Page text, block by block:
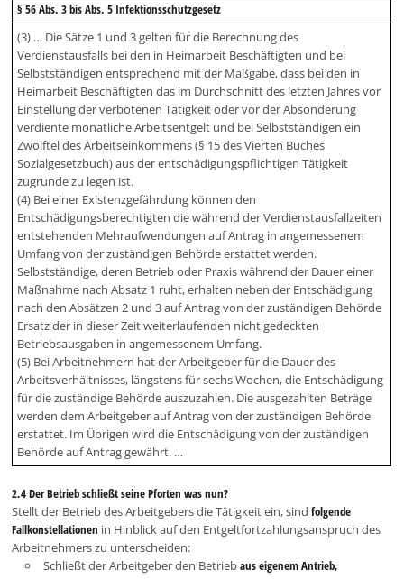
§ 56 Abs. 3 bis Abs. 5 Infektionsschutzgesetz
(3) … Die Sätze 1 und 3 gelten für die Berechnung des
Verdienstausfalls bei den in Heimarbeit Beschäftigten und bei
Selbstständigen entsprechend mit der Maßgabe, dass bei den in
Heimarbeit Beschäftigten das im Durchschnitt des letzten Jahres vor
Einstellung der verbotenen Tätigkeit oder vor der Absonderung
verdiente monatliche Arbeitsentgelt und bei Selbstständigen ein
Zwölftel des Arbeitseinkommens (§ 15 des Vierten Buches
Sozialgesetzbuch) aus der entschädigungspflichtigen Tätigkeit
zugrunde zu legen ist.
(4) Bei einer Existenzgefährdung können den
Entschädigungsberechtigten die während der Verdienstausfallzeiten
entstehenden Mehraufwendungen auf Antrag in angemessenem
Umfang von der zuständigen Behörde erstattet werden.
Selbstständige, deren Betrieb oder Praxis während der Dauer einer
Maßnahme nach Absatz 1 ruht, erhalten neben der Entschädigung
nach den Absätzen 2 und 3 auf Antrag von der zuständigen Behörde
Ersatz der in dieser Zeit weiterlaufenden nicht gedeckten
Betriebsausgaben in angemessenem Umfang.
(5) Bei Arbeitnehmern hat der Arbeitgeber für die Dauer des
Arbeitsverhältnisses, längstens für sechs Wochen, die Entschädigung
für die zuständige Behörde auszuzahlen. Die ausgezahlten Beträge
werden dem Arbeitgeber auf Antrag von der zuständigen Behörde
erstattet. Im Übrigen wird die Entschädigung von der zuständigen
Behörde auf Antrag gewährt. …
2.4 Der Betrieb schließt seine Pforten was nun?
Stellt der Betrieb des Arbeitgebers die Tätigkeit ein, sindfolgende
Fallkonstellationen in Hinblick auf den Entgeltfortzahlungsanspruch des
Arbeitnehmers zu unterscheiden:
Schließt der Arbeitgeber den Betriebaus eigenem Antrieb,